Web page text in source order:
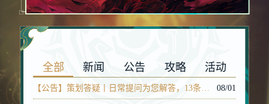
全部 新闻 公告 攻略 活动
08/01